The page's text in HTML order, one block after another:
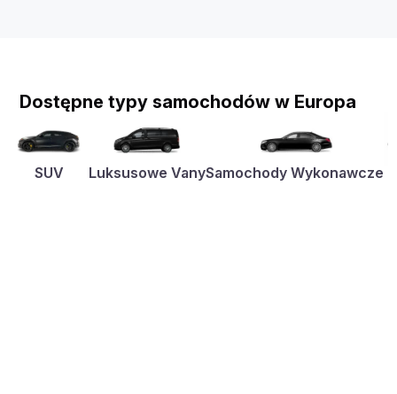
Dostępne typy samochodów w Europa
SUV Luksusowe VanySamochody Wykonawcze